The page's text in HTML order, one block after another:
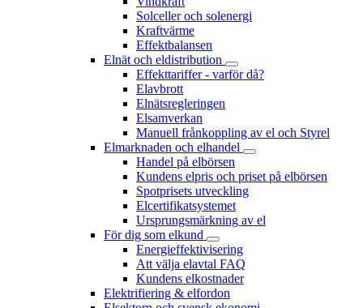
Solceller och solenergi
Kraftvärme
Effektbalansen
Elnät och eldistribution
Effekttariffer - varför då?
Elavbrott
Elnätsregleringen
Elsamverkan
Manuell frånkoppling av el och Styrel
Elmarknaden och elhandel
Handel på elbörsen
Kundens elpris och priset på elbörsen
Spotprisets utveckling
Elcertifikatsystemet
Ursprungsmärkning av el
För dig som elkund
Energieffektivisering
Att välja elavtal FAQ
Kundens elkostnader
Elektrifiering & elfordon